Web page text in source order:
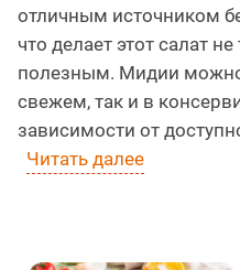
отличным источником
что делает этот салат
полезным. Мидии можно
свежем, так и в
зависимости от
Читать далее